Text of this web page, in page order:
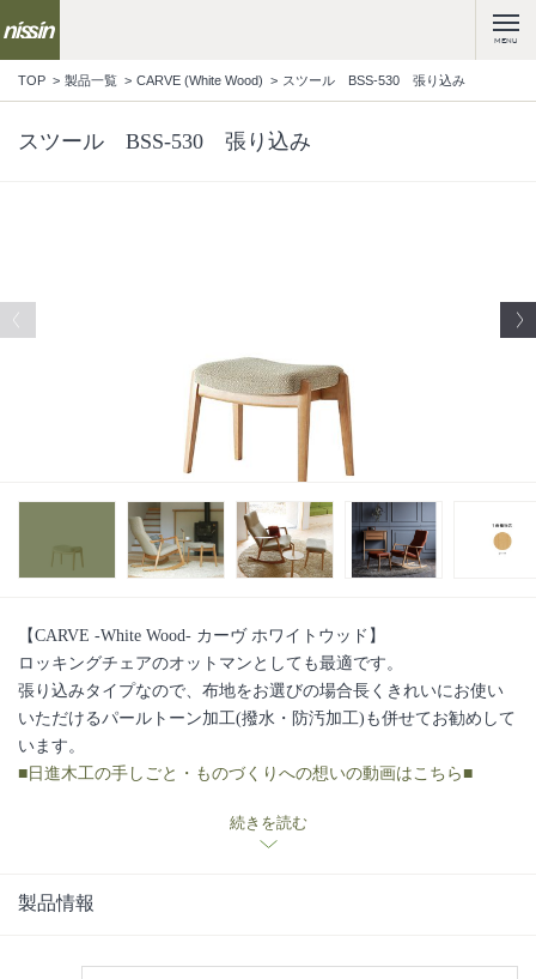
MENU
TOP 製品一覧 CARVE (White Wood) スツール BSS-530 張り込み
スツール BSS-530 張り込み
【CARVE -White Wood- カーヴ ホワイトウッド】
ロッキングチェアのオットマンとしても最適です。
張り込みタイプなので、布地をお選びの場合長くきれいにお使い
いただけるパールトーン加工(撥水・防汚加工)も併せてお勧めして
います。
■日進木工の手しごと・ものづくりへの想いの動画はこちら■
続きを読む
製品情報